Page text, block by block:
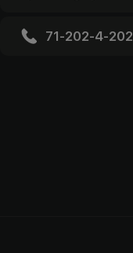
71-202-4-202